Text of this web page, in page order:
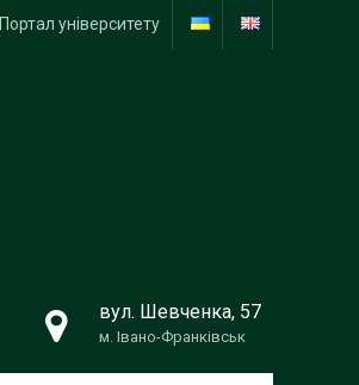
Портал університету
вул. Шевченка, 57
м. Івано-Франківськ